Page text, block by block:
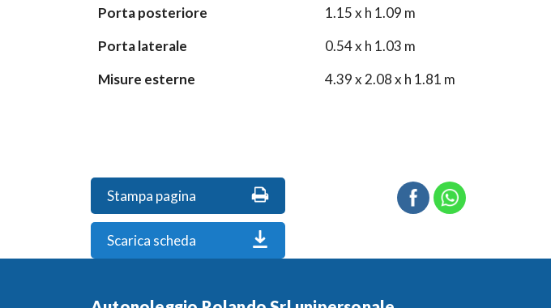
Porta posteriore
1.15 x h 1.09 m
Porta laterale
0.54 x h 1.03 m
Misure esterne
4.39 x 2.08 x h 1.81 m
Stampa pagina
Scarica scheda